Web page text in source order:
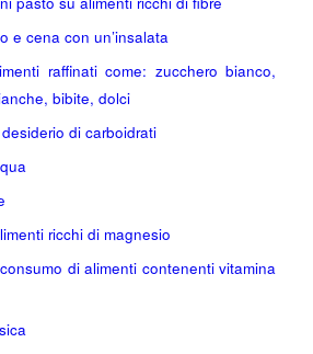
e cena con un’insalata
raffinati come: zucchero bianco,
bibite, dolci
di carboidrati
ricchi di magnesio
di alimenti contenenti vitamina